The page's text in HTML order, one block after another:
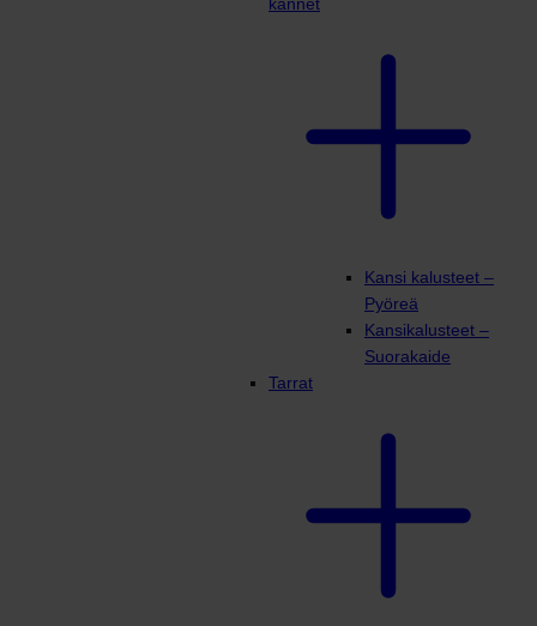
kannet
Kansi kalusteet –
Pyöreä
Kansikalusteet –
Suorakaide
Tarrat